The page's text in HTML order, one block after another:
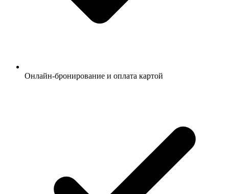
Онлайн-бронирование и оплата картой